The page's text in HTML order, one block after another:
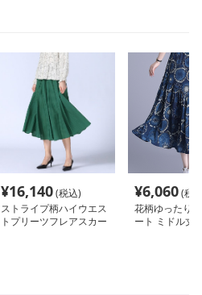
¥16,140(税込)
ストライプ柄ハイウエス
トプリーツフレアスカー
¥6,060(税
花柄ゆったり
ート ミドル丈